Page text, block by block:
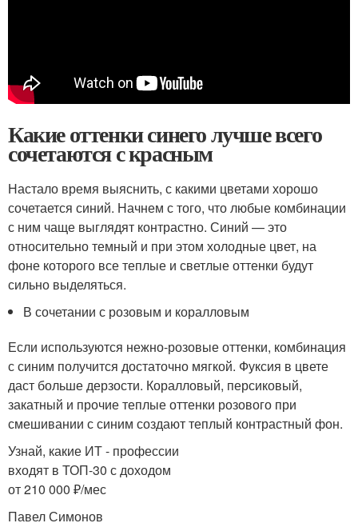
Какие оттенки синего лучше всего
сочетаются с красным
Настало время выяснить, с какими цветами хорошо
сочетается синий. Начнем с того, что любые комбинации
с ним чаще выглядят контрастно. Синий — это
относительно темный и при этом холодные цвет, на
фоне которого все теплые и светлые оттенки будут
сильно выделяться.
В сочетании с розовым и коралловым
Если используются нежно-розовые оттенки, комбинация
с синим получится достаточно мягкой. Фуксия в цвете
даст больше дерзости. Коралловый, персиковый,
закатный и прочие теплые оттенки розового при
смешивании с синим создают теплый контрастный фон.
Узнай, какие ИТ - профессии
входят в ТОП-30 с доходом
от 210 000 ₽/мес
Павел Симонов